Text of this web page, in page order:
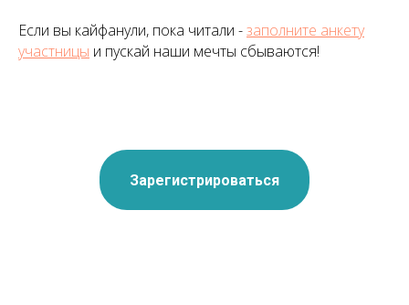
Если вы кайфанули, пока читали -заполните анкету
участницы и пускай наши мечты сбываются!
Зарегистрироваться